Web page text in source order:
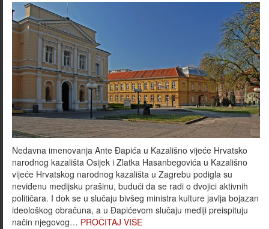
Nedavna imenovanja Ante Đapića u Kazališno vijeće Hrvatsko
narodnog kazališta Osijek i Zlatka Hasanbegovića u Kazališno
vijeće Hrvatskog narodnog kazališta u Zagrebu podigla su
neviđenu medijsku prašinu, budući da se radi o dvojici aktivnih
političara. I dok se u slučaju bivšeg ministra kulture javlja bojazan
ideološkog obračuna, a u Đapićevom slučaju mediji preispituju
način njegovog… PROČITAJ VIŠE